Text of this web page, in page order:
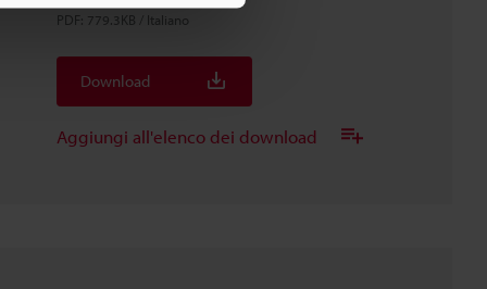
PDF: 779.3KB / Italiano
Download
Aggiungi all'elenco dei download